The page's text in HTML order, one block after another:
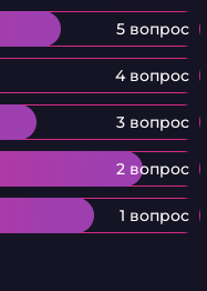
5 вопрос
4 вопрос
3 вопрос
2 вопрос
1 вопрос